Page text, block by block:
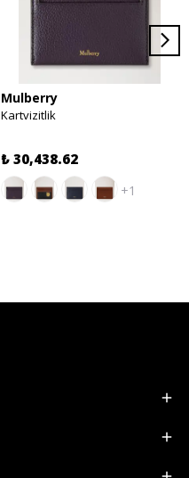
Mulberry
Kartvizitlik
₺ 30,438.62
+1